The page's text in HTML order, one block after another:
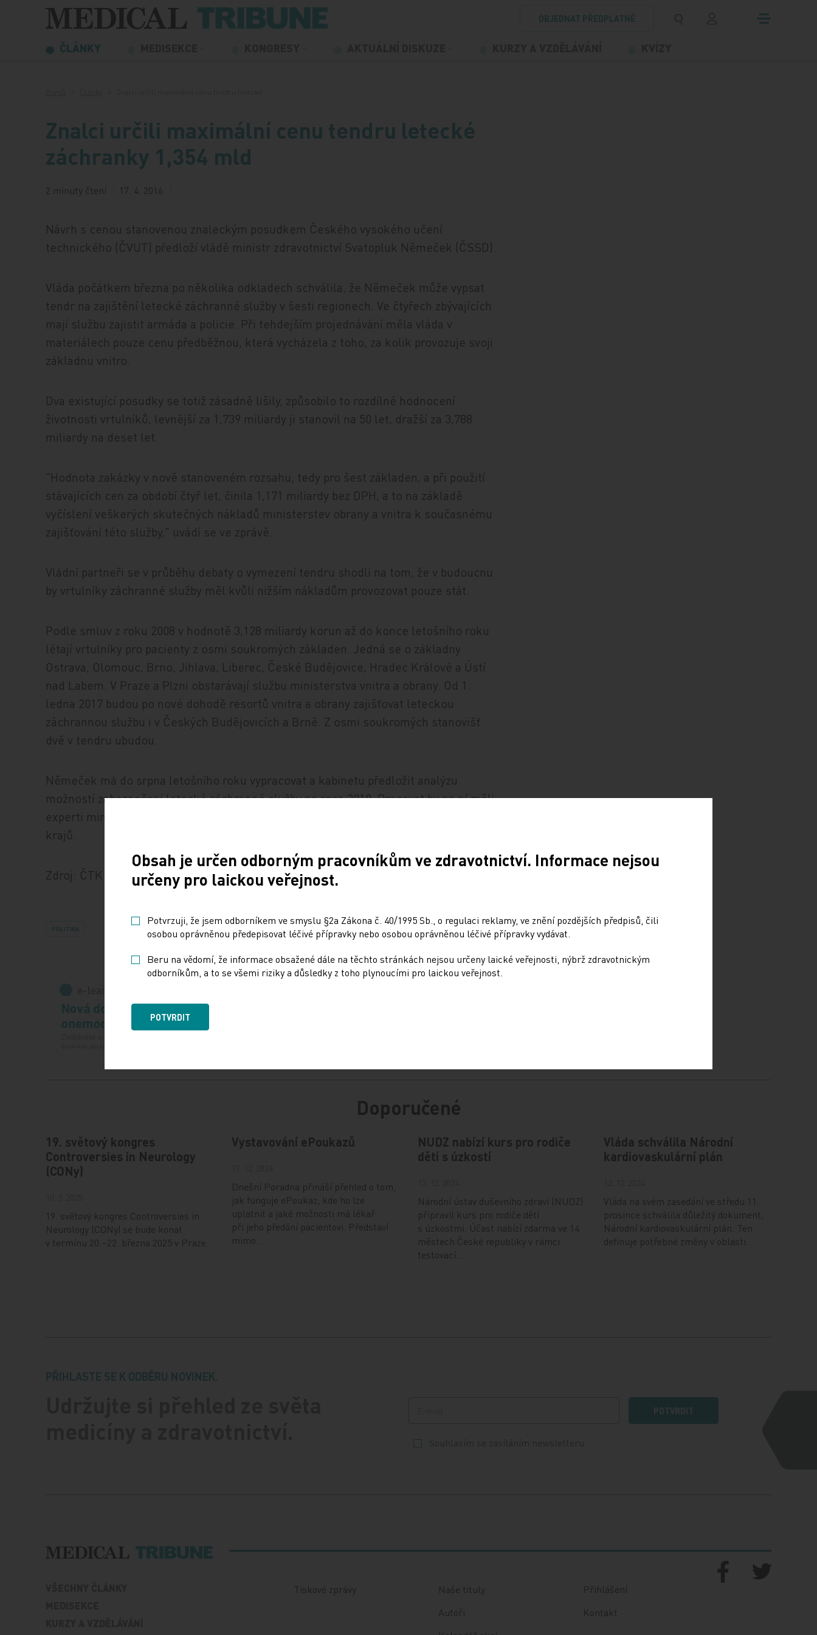
Přeskočit na obsah
OBJEDNAT PŘEDPLATNÉ
ČLÁNKY
Znalci určili maximální cenu tendru letecké
záchranky 1,354 mld
2 minuty čtení 17. 4. 2016
Návrh s cenou stanovenou znaleckým posudkem Českého vysokého učení
technického (ČVUT) předloží vládě ministr zdravotnictví Svatopluk Němeček (ČSSD).
Vláda počátkem března po několika odkladech schválila, že Němeček může vypsat
tendr na zajištění letecké záchranné služby v šesti regionech. Ve čtyřech zbývajících
mají službu zajistit armáda a policie. Při tehdejším projednávání měla vláda v
materiálech pouze cenu předběžnou, která vycházela z toho, za kolik provozuje svoji
základnu vnitro.
Dva existující posudky se totiž zásadně lišily, způsobilo to rozdílné hodnocení
životnosti vrtulníků, levnější za 1,739 miliardy ji stanovil na 50 let, dražší za 3,788
miliardy na deset let.
"Hodnota zakázky v nově stanoveném rozsahu, tedy pro šest základen, a při použití
stávajících cen za období čtyř let, činila 1,171 miliardy bez DPH, a to na základě
vyčíslení veškerých skutečných nákladů ministerstev obrany a vnitra k současnému
zajišťování této služby," uvádí se ve zprávě.
Vládní partneři se v průběhu debaty o vymezení tendru shodli na tom, že v budoucnu
by vrtulníky záchranné služby měl kvůli nižším nákladům provozovat pouze stát.
Podle smluv z roku 2008 v hodnotě 3,128 miliardy korun až do konce letošního roku
létají vrtulníky pro pacienty z osmi soukromých základen. Jedná se o základny
Ostrava, Olomouc, Brno, Jihlava, Liberec, České Budějovice, Hradec Králové a Ústí
nad Labem. V Praze a Plzni obstarávají službu ministerstva vnitra a obrany. Od 1.
ledna 2017 budou po nové dohodě resortů vnitra a obrany zajišťovat leteckou
záchrannou službu i v Českých Budějovicích a Brně. Z osmi soukromých stanovišť
dvě v tendru ubudou.
Němeček má do srpna letošního roku vypracovat a kabinetu předložit analýzu
možností zabezpečení letecké záchranné služby po roce 2019. Pracovat by na ní měli
experti ministerstev zdravotnictví, obrany, vnitra, financí, Úřadu vlády a Asociace
krajů.
Zdroj: ČTK
POLITIKA Sdílejte článek
Doporučené
19. světový kongres
Controversies in Neurology
(CONy)
19. světový kongres Controversies in
Neurology (CONy) se bude konat
v termínu 20.–22. března 2025 v Praze.
Vystavování ePoukazů
Dnešní Poradna přináší přehled o tom,
jak funguje ePoukaz, kde ho lze
uplatnit a jaké možnosti má lékař
při jeho předání pacientovi. Představí
mimo…
NUDZ nabízí kurs pro rodiče
dětí s úzkostí
Národní ústav duševního zdraví (NUDZ)
připravil kurs pro rodiče dětí
s úzkostmi. Účast nabízí zdarma ve 14
městech České republiky v rámci
testovací…
Vláda schválila Národní
kardiovaskulární plán
Vláda na svém zasedání ve středu 11.
prosince schválila důležitý dokument,
Národní kardiovaskulární plán. Ten
definuje potřebné změny v oblasti…
PŘIHLASTE SE K ODBĚRU NOVINEK.
POTVRDIT
Tiskové zprávy
Naše tituly
Autoři
Přihlášení
Kontakt
Obsah je určen odborným pracovníkům ve zdravotnictví. Informace nejsou
určeny pro laickou veřejnost.
Potvrzuji, že jsem odborníkem ve smyslu §2a Zákona č. 40/1995 Sb., o regulaci reklamy, ve znění pozdějších předpisů, čili
osobou oprávněnou předepisovat léčivé přípravky nebo osobou oprávněnou léčivé přípravky vydávat.
Beru na vědomí, že informace obsažené dále na těchto stránkách nejsou určeny laické veřejnosti, nýbrž zdravotnickým
odborníkům, a to se všemi riziky a důsledky z toho plynoucími pro laickou veřejnost.
POTVRDIT